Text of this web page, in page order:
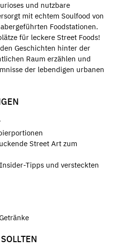
und nutzbare
mit echtem Soulfood von
Foodstationen.
für leckere Street Foods!
Geschichten hinter der
Raum erzählen und
der lebendigen urbanen
Street Art zum
Tipps und versteckten